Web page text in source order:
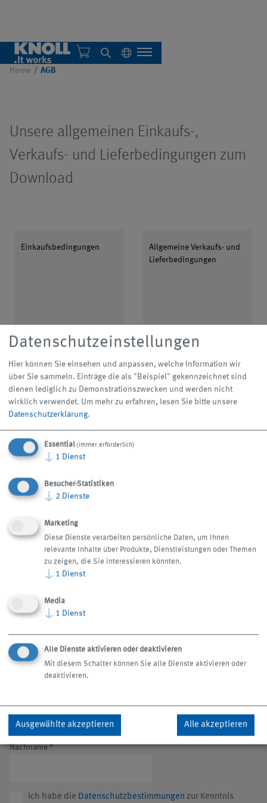
Nachhaltigkeit
Übersicht
Einzelanlagen
Filteranlagen
Zerkleinerungsanlagen
Übersicht
Systeme mit
Systeme mit
Sammelförderer
Systeme zur
Späneaufbereitung
Automatisierung
Transportsysteme
Montage
Logistik
Dienstleistungen
Kreiselpumpen
Topffilter UniPur
Ausbildung
Home AGB
Unsere allgemeinen Einkaufs-,
Verkaufs- und Lieferbedingungen zum
Download
Einkaufsbedingungen
Einkaufsbedingungen
Allgemeine Verkaufs- und
Lieferbedingungen
Verkaufs- und
KEINE NEWS VERPASSEN
Mit dem KNOLL Newsletter sind Sie immer auf dem neuesten
Stand über aktuelle Unternehmensentwicklungen,
Produktneuheiten, Dienstleistungen, Messen und
Veranstaltungen.
Anrede
Frau Herr Keine Angabe
E-Mail-Adresse eingeben *
Nachname*
Ich habe die Datenschutzbestimmungen zur Kenntnis
Datenschutzeinstellungen
Hier können Sie einsehen und anpassen, welche Information wir
über Sie sammeln. Einträge die als "Beispiel" gekennzeichnet sind
dienen lediglich zu Demonstrationszwecken und werden nicht
wirklich verwendet. Um mehr zu erfahren, lesen Sie bitte unsere
Datenschutzerklärung.
Essential (immer erforderlich)
↓ 1 Dienst
Besucher-Statistiken
↓ 2 Dienste
Marketing
Diese Dienste verarbeiten persönliche Daten, um Ihnen
relevante Inhalte über Produkte, Dienstleistungen oder Themen
zu zeigen, die Sie interessieren könnten.
↓ 1 Dienst
Media
↓ 1 Dienst
Alle Dienste aktivieren oder deaktivieren
Mit diesem Schalter können Sie alle Dienste aktivieren oder
deaktivieren.
Ausgewählte akzeptieren Alle akzeptieren